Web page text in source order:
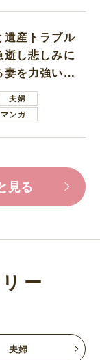
遺産トラブル
逝し悲しみに
を力強い言
夫婦
マンガ
見る
ー
夫婦